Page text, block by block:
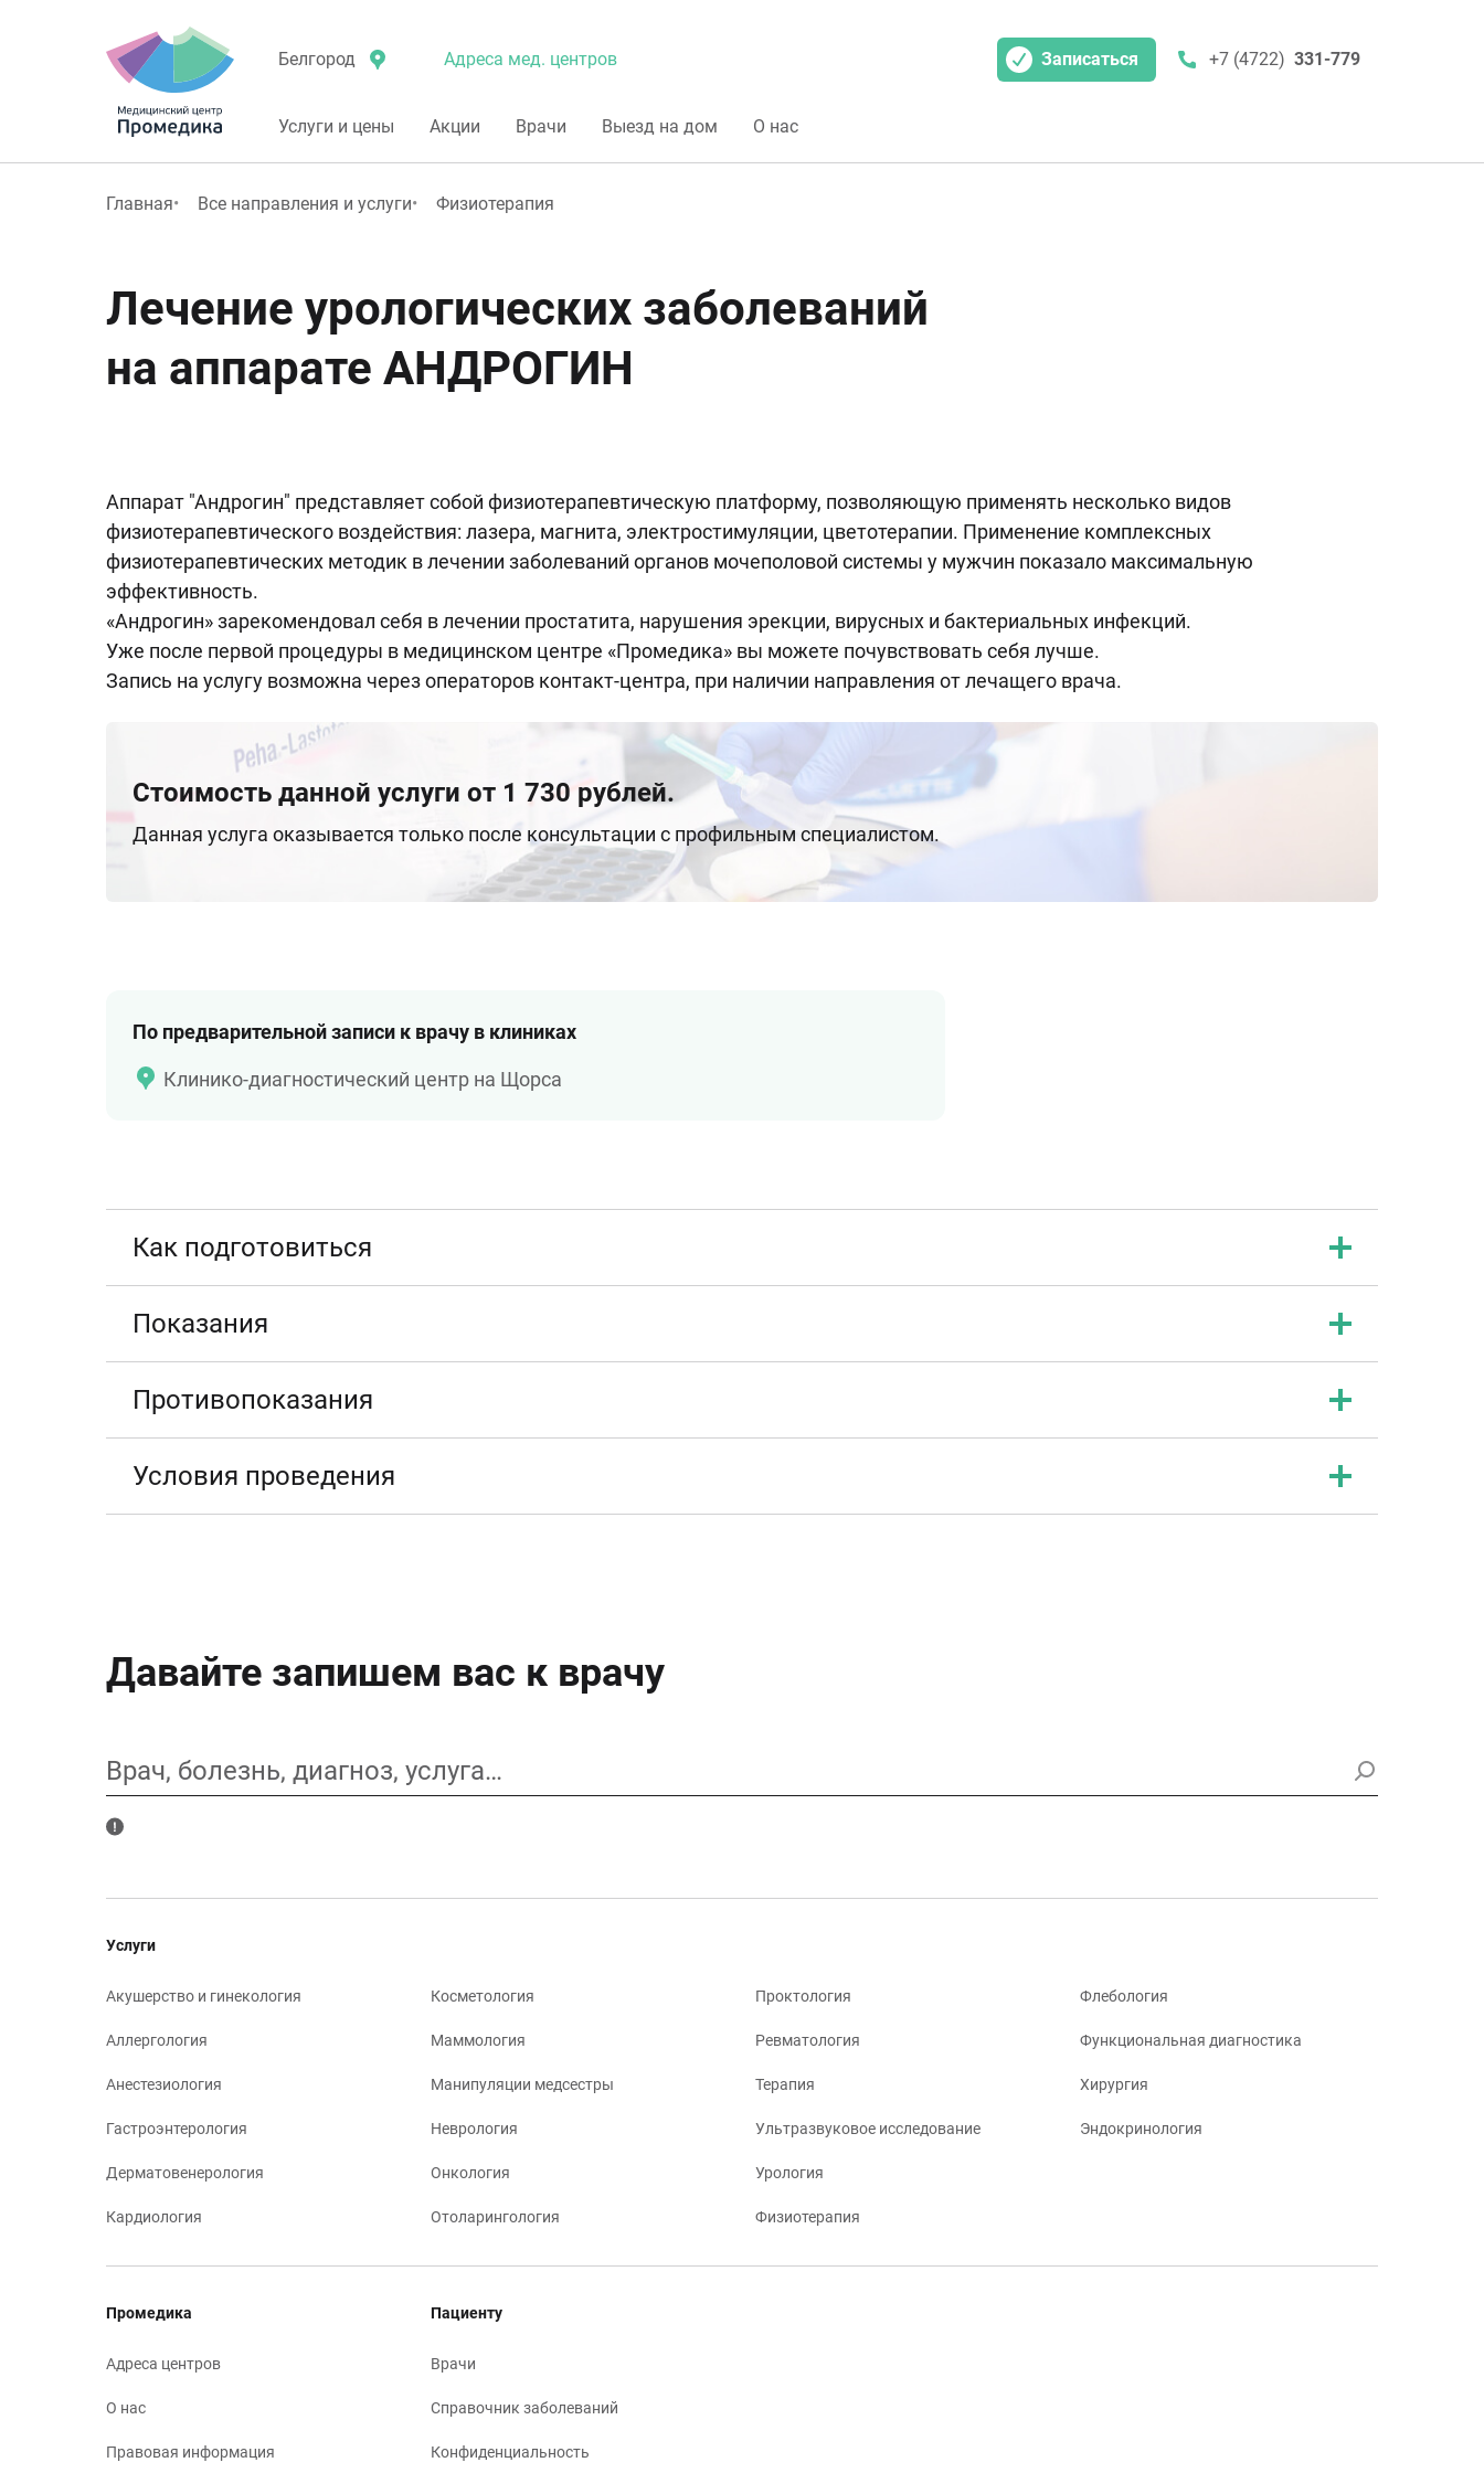
Белгород Адреса мед. центров Записаться +7 (4722) 331-779
Услуги и цены Акции Врачи Выезд на дом О нас
Главная Все направления и услуги Физиотерапия
Лечение урологических заболеваний
на аппарате АНДРОГИН
Аппарат "Андрогин" представляет собой физиотерапевтическую платформу, позволяющую применять несколько видов
физиотерапевтического воздействия: лазера, магнита, электростимуляции, цветотерапии. Применение комплексных
физиотерапевтических методик в лечении заболеваний органов мочеполовой системы у мужчин показало максимальную
эффективность.
«Андрогин» зарекомендовал себя в лечении простатита, нарушения эрекции, вирусных и бактериальных инфекций.
Уже после первой процедуры в медицинском центре «Промедика» вы можете почувствовать себя лучше.
Запись на услугу возможна через операторов контакт-центра, при наличии направления от лечащего врача.
Стоимость данной услуги от 1 730 рублей.
Данная услуга оказывается только после консультации с профильным специалистом.
По предварительной записи к врачу в клиниках
Клинико-диагностический центр на Щорса
Как подготовиться
Показания
Противопоказания
Условия проведения
Давайте запишем вас к врачу
Врач, болезнь, диагноз, услуга…
Услуги
Акушерство и гинекология
Аллергология
Анестезиология
Гастроэнтерология
Дерматовенерология
Кардиология
Косметология
Маммология
Манипуляции медсестры
Неврология
Онкология
Отоларингология
Проктология
Ревматология
Терапия
Ультразвуковое исследование
Урология
Физиотерапия
Флебология
Функциональная диагностика
Хирургия
Эндокринология
Промедика
Адреса центров
О нас
Правовая информация
Пациенту
Врачи
Справочник заболеваний
Конфиденциальность